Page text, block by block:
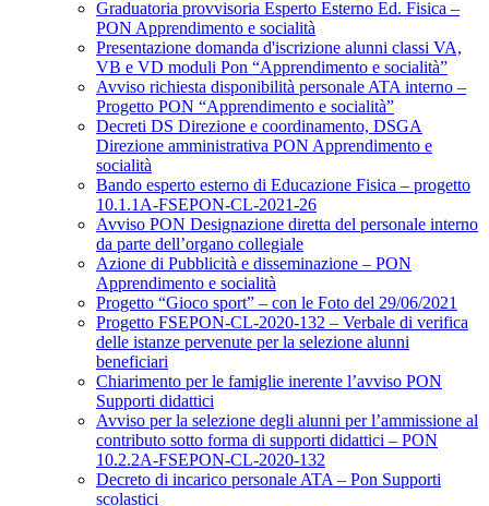
Graduatoria provvisoria Esperto Esterno Ed. Fisica –
PON Apprendimento e socialità
Presentazione domanda d'iscrizione alunni classi VA,
VB e VD moduli Pon “Apprendimento e socialità”
Avviso richiesta disponibilità personale ATA interno –
Progetto PON “Apprendimento e socialità”
Decreti DS Direzione e coordinamento, DSGA
Direzione amministrativa PON Apprendimento e
socialità
Bando esperto esterno di Educazione Fisica – progetto
10.1.1A-FSEPON-CL-2021-26
Avviso PON Designazione diretta del personale interno
da parte dell’organo collegiale
Azione di Pubblicità e disseminazione – PON
Apprendimento e socialità
Progetto “Gioco sport” – con le Foto del 29/06/2021
Progetto FSEPON-CL-2020-132 – Verbale di verifica
delle istanze pervenute per la selezione alunni
beneficiari
Chiarimento per le famiglie inerente l’avviso PON
Supporti didattici
Avviso per la selezione degli alunni per l’ammissione al
contributo sotto forma di supporti didattici – PON
10.2.2A-FSEPON-CL-2020-132
Decreto di incarico personale ATA – Pon Supporti
scolastici